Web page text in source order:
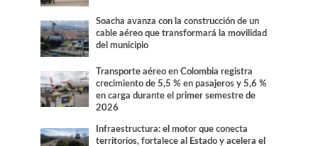
Soacha avanza con la construcción de un
cable aéreo que transformará la movilidad
del municipio
Transporte aéreo en Colombia registra
crecimiento de 5,5 % en pasajeros y 5,6 %
en carga durante el primer semestre de
2026
Infraestructura: el motor que conecta
territorios, fortalece al Estado y acelera el